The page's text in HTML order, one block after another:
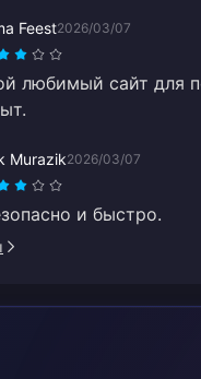
Feest2026/03/07
любимый сайт для
Murazik2026/03/07
и быстро.